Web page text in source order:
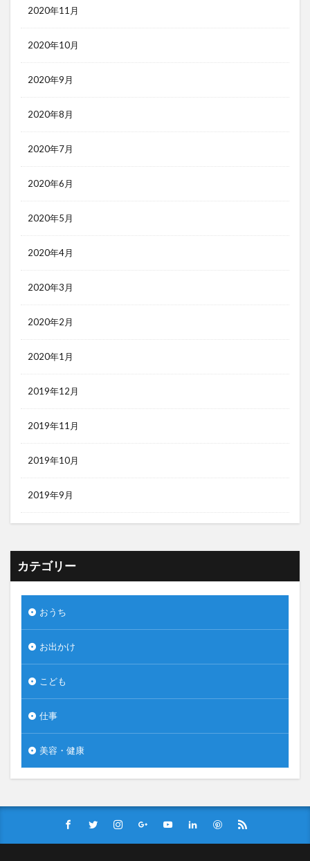
2020年11月
2020年10月
2020年9月
2020年8月
2020年7月
2020年6月
2020年5月
2020年4月
2020年3月
2020年2月
2020年1月
2019年12月
2019年11月
2019年10月
2019年9月
カテゴリー
おうち
お出かけ
こども
仕事
美容・健康